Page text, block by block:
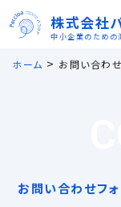
株式会社
中小企業のための
ホーム > お問い合わせ
お問い合わせフォ